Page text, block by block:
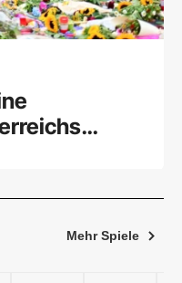
Mehr Spiele